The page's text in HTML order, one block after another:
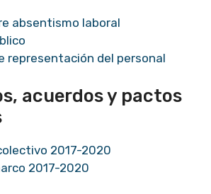
absentismo laboral
representación del personal
acuerdos y pactos
2017-2020
2017-2020